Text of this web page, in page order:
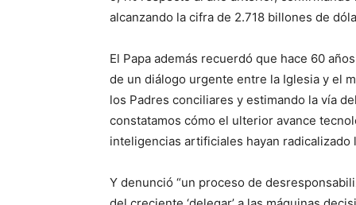
alcanzando la cifra de 2.718 billones de
El Papa además recuerdó que hace 60
de un diálogo urgente entre la Iglesia y el
los Padres conciliares y estimando la vía
constatamos cómo el ulterior avance
inteligencias artificiales hayan
Y denunció “un proceso de